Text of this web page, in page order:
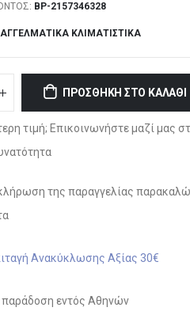
BP-2157346328
ΚΛΙΜΑΤΙΣΤΙΚΆ
ΠΡΟΣΘΉΚΗ ΣΤΟ ΚΑΛΆΘΙ
τιμή; Επικοινωνήστε μαζί μας
της παραγγελίας
Ανακύκλωσης Αξίας 30€
εντός Αθηνών